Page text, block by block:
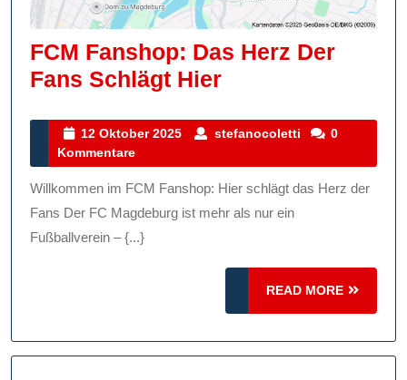
FCM Fanshop: Das Herz Der
Fans Schlägt HierFCM
Das
Der
Fans
Hier
12 Oktober 2025
12
2025
stefanocoletti stefanocoletti
0
Kommentare
Willkommen im FCM Fanshop: Hier schlägt das Herz der
Fans Der FC Magdeburg ist mehr als nur ein
Fußballverein – {...}
READ MORE
READ
MORE